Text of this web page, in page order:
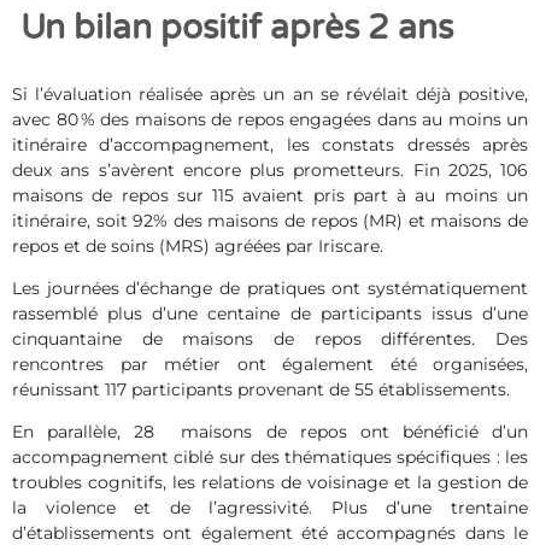
Un bilan positif après 2 ans
Si l’évaluation réalisée après un an se révélait déjà positive,
avec 80 % des maisons de repos engagées dans au moins un
itinéraire d’accompagnement, les constats dressés après
deux ans s’avèrent encore plus prometteurs. Fin 2025, 106
maisons de repos sur 115 avaient pris part à au moins un
itinéraire, soit 92% des maisons de repos (MR) et maisons de
repos et de soins (MRS) agréées par Iriscare.
Les journées d’échange de pratiques ont systématiquement
rassemblé plus d’une centaine de participants issus d’une
cinquantaine de maisons de repos différentes. Des
rencontres par métier ont également été organisées,
réunissant 117 participants provenant de 55 établissements.
En parallèle, 28 maisons de repos ont bénéficié d’un
accompagnement ciblé sur des thématiques spécifiques : les
troubles cognitifs, les relations de voisinage et la gestion de
la violence et de l’agressivité. Plus d’une trentaine
d’établissements ont également été accompagnés dans le